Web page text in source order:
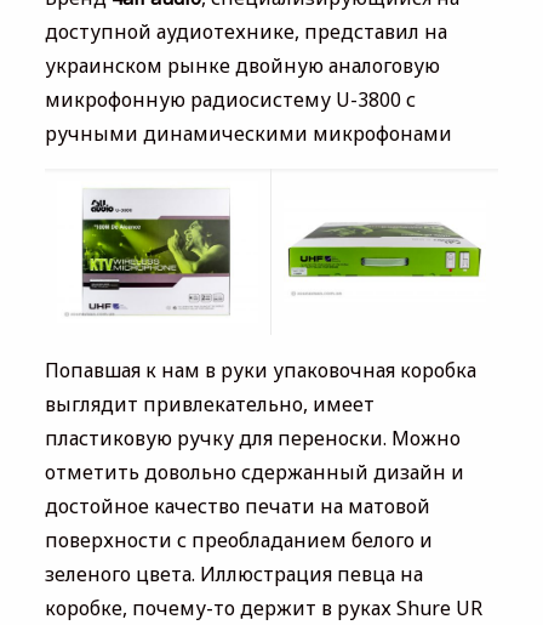
доступной аудиотехнике, представил на
украинском рынке двойную аналоговую
микрофонную радиосистему U-3800 с
ручными динамическими микрофонами
Попавшая к нам в руки упаковочная коробка
выглядит привлекательно, имеет
пластиковую ручку для переноски. Можно
отметить довольно сдержанный дизайн и
достойное качество печати на матовой
поверхности с преобладанием белого и
зеленого цвета. Иллюстрация певца на
коробке, почему-то держит в руках Shure UR